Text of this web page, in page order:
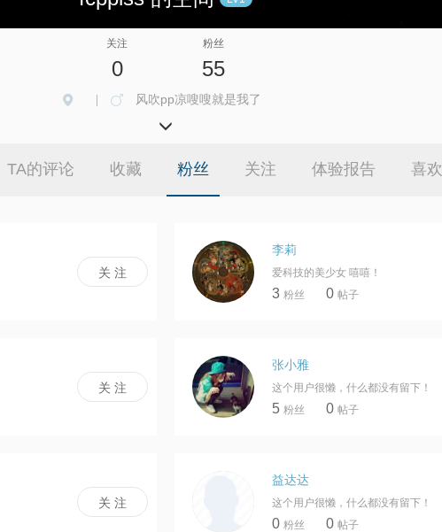
关注
0
粉丝
55
风吹pp凉嗖嗖就是我了
TA的评论 收藏 粉丝 关注 体验报告 喜欢
李莉
爱科技的美少女 嘻嘻！
3 粉丝 0 帖子
张小雅
这个用户很懒，什么都没有留下！
5 粉丝 0 帖子
益达达
这个用户很懒，什么都没有留下！
0 粉丝 0 帖子